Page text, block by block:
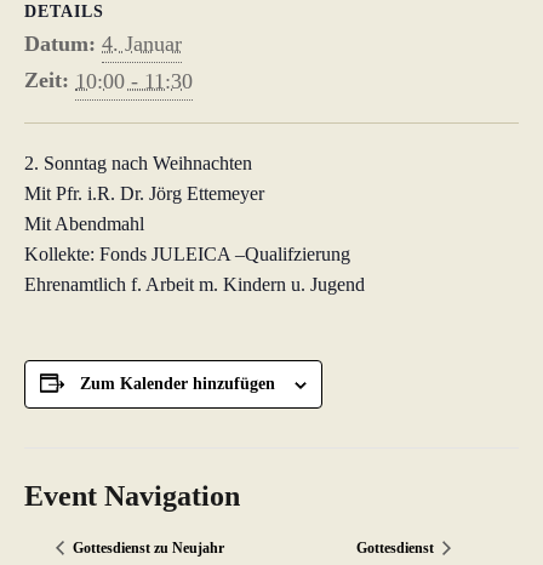
DETAILS
Datum: 4. Januar
Zeit: 10:00 - 11:30
2. Sonntag nach Weihnachten
Mit Pfr. i.R. Dr. Jörg Ettemeyer
Mit Abendmahl
Kollekte: Fonds JULEICA –Qualifzierung
Ehrenamtlich f. Arbeit m. Kindern u. Jugend
Zum Kalender hinzufügen
Event Navigation
Gottesdienst zu Neujahr Gottesdienst